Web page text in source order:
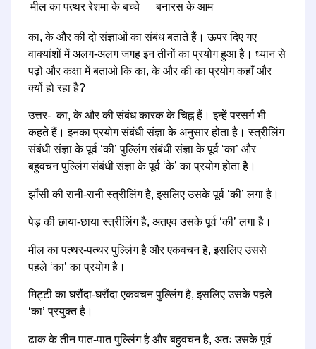
मील का पत्थर रेशमा के बच्चे बनारस के आम
का, के और की दो संज्ञाओं का संबंध बताते हैं। ऊपर दिए गए
वाक्यांशों में अलग-अलग जगह इन तीनों का प्रयोग हुआ है। ध्यान से
पढ़ो और कक्षा में बताओ कि का, के और की का प्रयोग कहाँ और
क्यों हो रहा है?
उत्तर- का, के और की संबंध कारक के चिह्न हैं। इन्हें परसर्ग भी
कहते हैं। इनका प्रयोग संबंधी संज्ञा के अनुसार होता है। स्त्रीलिंग
संबंधी संज्ञा के पूर्व ‘की’ पुल्लिंग संबंधी संज्ञा के पूर्व ‘का’ और
बहुवचन पुल्लिंग संबंधी संज्ञा के पूर्व ‘के’ का प्रयोग होता है।
झाँसी की रानी-रानी स्त्रीलिंग है, इसलिए उसके पूर्व ‘की’ लगा है।
पेड़ की छाया-छाया स्त्रीलिंग है, अतएव उसके पूर्व ‘की’ लगा है।
मील का पत्थर-पत्थर पुल्लिंग है और एकवचन है, इसलिए उससे
पहले ‘का’ का प्रयोग है।
मिट्टी का घरौंदा-घरौंदा एकवचन पुल्लिंग है, इसलिए उसके पहले
‘का’ प्रयुक्त है।
ढाक के तीन पात-पात पुल्लिंग है और बहुवचन है, अतः उसके पूर्व